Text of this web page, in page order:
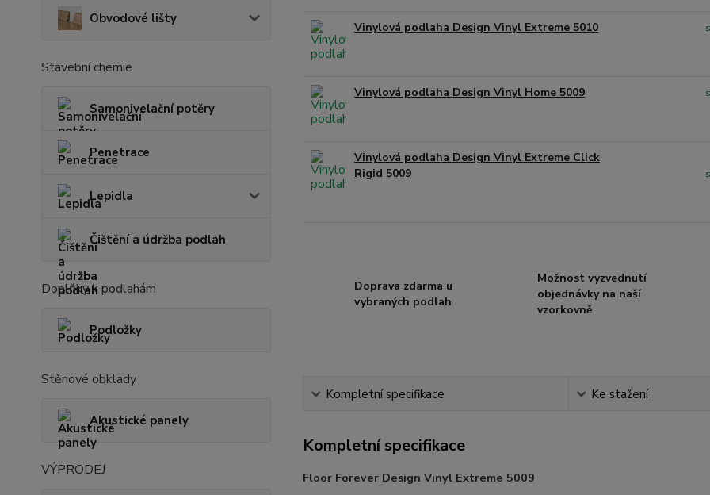
Obvodové lišty
Stavební chemie
Samonivelační potěry
Penetrace
Lepidla
Čištění a údržba podlah
Doplňky k podlahám
Podložky
Stěnové obklady
Akustické panely
VÝPRODEJ
Vinylová podlaha Design Vinyl Extreme 5010
Vinylová podlaha Design Vinyl Home 5009
Vinylová podlaha Design Vinyl Extreme Click
Rigid 5009
Doprava zdarma u
vybraných podlah
Možnost vyzvednutí
objednávky na naší
vzorkovně
Kompletní specifikace Ke stažení
Kompletní specifikace
Floor Forever Design Vinyl Extreme 5009